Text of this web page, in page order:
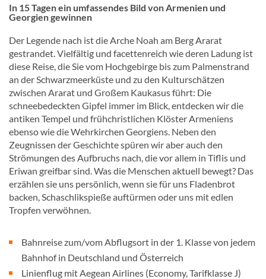
In 15 Tagen ein umfassendes Bild von Armenien und
Georgien gewinnen
Der Legende nach ist die Arche Noah am Berg Ararat
gestrandet. Vielfältig und facettenreich wie deren Ladung ist
diese Reise, die Sie vom Hochgebirge bis zum Palmenstrand
an der Schwarzmeerküste und zu den Kulturschätzen
zwischen Ararat und Großem Kaukasus führt: Die
schneebedeckten Gipfel immer im Blick, entdecken wir die
antiken Tempel und frühchristlichen Klöster Armeniens
ebenso wie die Wehrkirchen Georgiens. Neben den
Zeugnissen der Geschichte spüren wir aber auch den
Strömungen des Aufbruchs nach, die vor allem in Tiflis und
Eriwan greifbar sind. Was die Menschen aktuell bewegt? Das
erzählen sie uns persönlich, wenn sie für uns Fladenbrot
backen, Schaschlikspieße auftürmen oder uns mit edlen
Tropfen verwöhnen.
Bahnreise zum/vom Abflugsort in der 1. Klasse von jedem
Bahnhof in Deutschland und Österreich
Linienflug mit Aegean Airlines (Economy, Tarifklasse J)